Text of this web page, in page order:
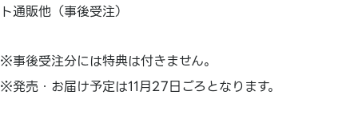
ト通販他（事後受注）
※事後受注分には特典は付きません。
※発売・お届け予定は11月27日ごろとなります。